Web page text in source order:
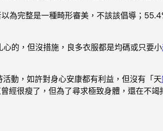
為完整是一種畸形審美，不該該倡導；
的，但沒措施，良多衣服都是均碼或只要小
動，如許對身心安康都有利益，但沒有「天
經很瘦了，但為了尋求極致身體，還在不竭